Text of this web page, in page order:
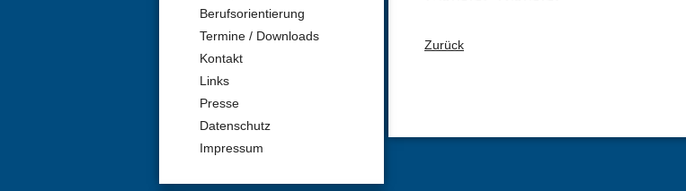
Zurück
Berufsorientierung
Termine / Downloads
Kontakt
Links
Presse
Datenschutz
Impressum